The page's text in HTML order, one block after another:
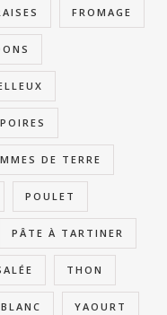
FROMAGE
POIRES
DE TERRE
POULET
PÂTE À TARTINER
THON
YAOURT